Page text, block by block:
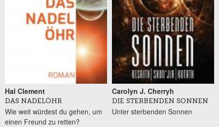
Hal Clement
DAS NADELÖHR
Wie weit würdest du gehen, um
einen Freund zu retten?
Carolyn J. Cherryh
DIE STERBENDEN SONNEN
Unter sterbenden Sonnen